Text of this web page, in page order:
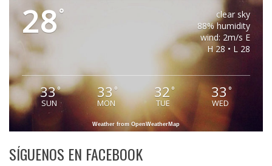
28°
clear sky
88% humidity
wind: 2m/s E
H 28 • L 28
33°
SUN
33°
MON
32°
TUE
33 °
WED
Weather from OpenWeatherMap
SÍGUENOS EN FACEBOOK